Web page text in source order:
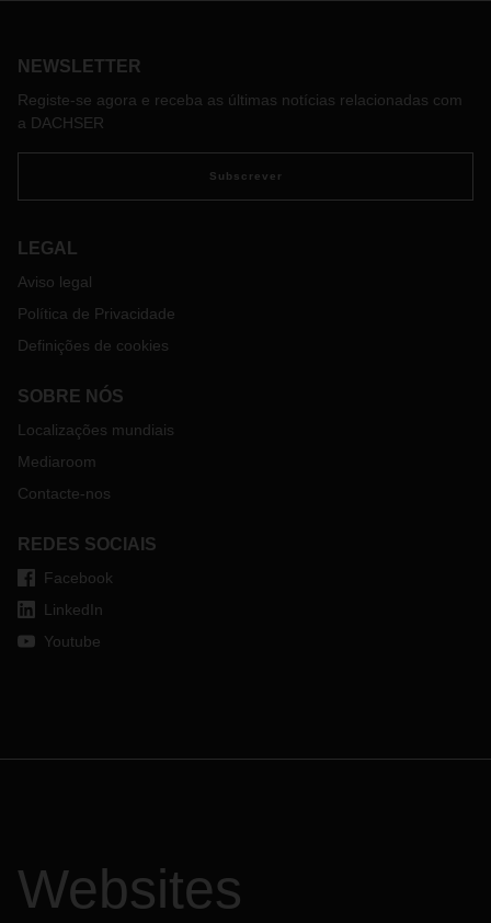
NEWSLETTER
Registe-se agora e receba as últimas notícias relacionadas com
a DACHSER
Subscrever
LEGAL
Aviso legal
Política de Privacidade
Definições de cookies
SOBRE NÓS
Localizações mundiais
Mediaroom
Contacte-nos
REDES SOCIAIS
Facebook
LinkedIn
Youtube
Websites